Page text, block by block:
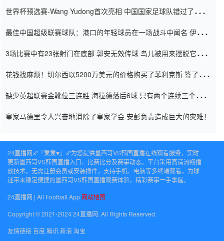
世界杯预选赛-Wang Yudong首次亮相 中国国家足球队错过了世界
最佳中国超级联赛球队：港口的年轻球员在一场战斗中闻名 伊万放
3场比赛中有23张射门在底部 郭安无效传球 鸟儿被用来摆脱它
花钱找麻烦！切尔西以5200万美元的价格购买了菲利克斯 签了7年
缺少英超联赛金靴位三连胜 海拉德落后6球 只有两个连续三个连续
皇家马德里令人兴奋地消除了皇家学会 安彭负责造成巨大的灾难！
24直播网♐️『爱爱♥』♐️为您提供墨西哥VS韩国直播在线观看服务，实时
更新墨西哥VS韩国直播入口、比赛比分及赛事动态。平台采用高清流畅播
放技术，无需注册会员或安装插件，支持手机、电脑等多终端观看，为球
迷带来稳定便捷的墨西哥VS韩国直播观赛体验，精彩赛事一手掌握。
24直播网 | All Football App 网站地图
Copyright © 2021-2024 24直播网. All Rights Reserved.
友情链接百度腾讯新浪 淘宝